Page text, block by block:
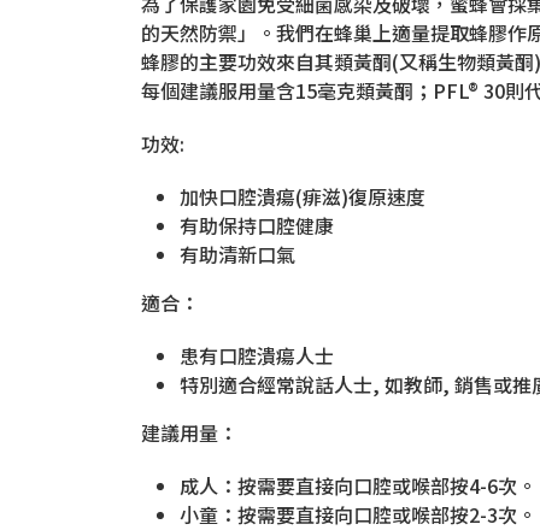
的天然防禦」。我們在蜂巢上適量提取蜂膠作
蜂膠的主要功效來自其類黃酮(又稱生物類黃
每個建議服用量含15毫克類黃酮；PFL® 30則
功效:
加快口腔潰瘍(痱滋)復原速度
有助保持口腔健康
有助清新口氣
適合：
患有口腔潰瘍人士
特別適合經常說話人士, 如教師, 銷售或推
建議用量：
成人：按需要直接向口腔或喉部按4-6次。
小童：按需要直接向口腔或喉部按2-3次。